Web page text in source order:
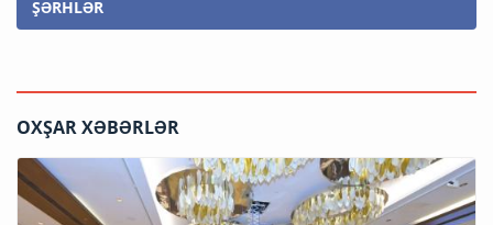
ŞƏRHLƏR
OXŞAR XƏBƏRLƏR